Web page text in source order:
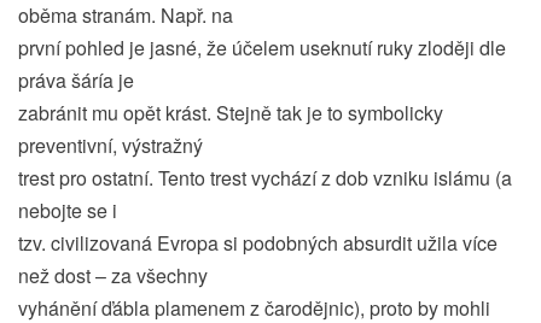
oběma stranám. Např. na
první pohled je jasné, že účelem useknutí ruky zloději dle
práva šáría je
zabránit mu opět krást. Stejně tak je to symbolicky
preventivní, výstražný
trest pro ostatní. Tento trest vychází z dob vzniku islámu (a
nebojte se i
tzv. civilizovaná Evropa si podobných absurdit užila více
než dost – za všechny
vyhánění ďábla plamenem z čarodějnic), proto by mohli